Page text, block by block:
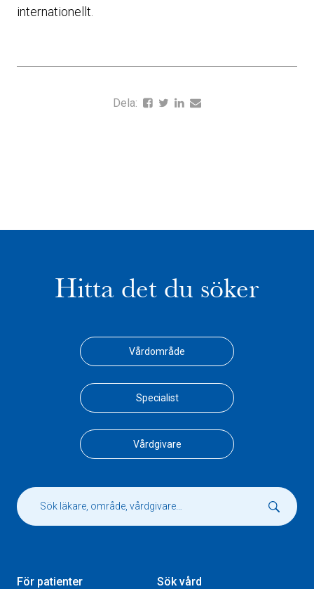
internationellt.
Dela:
Hitta det du söker
Vårdområde
Specialist
Vårdgivare
För patienter
Sök vård